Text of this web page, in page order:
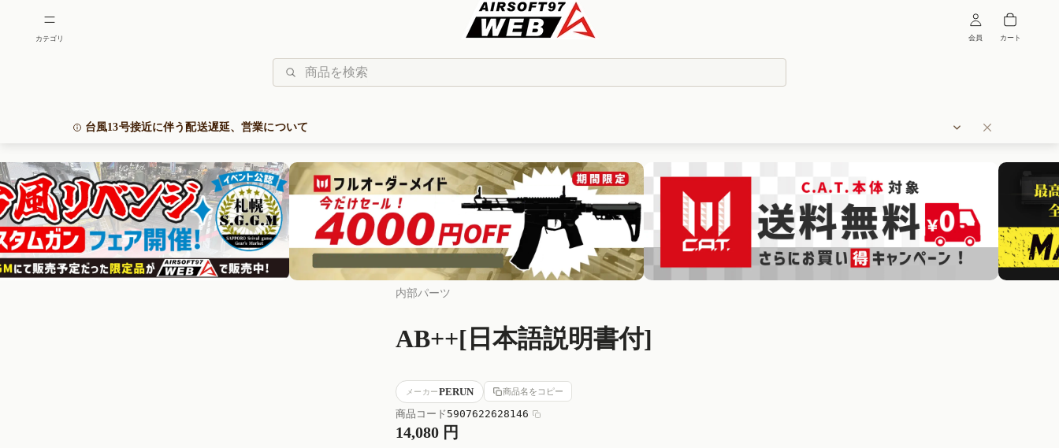
台風13号接近に伴う配送遅延、営業について
いつもAIRSOFT97 WEBをご利用いただき誠にありがとうございます。
現在接近中の台風13号の影響により、物流に大幅な遅延が生じております。
これにより通常よりもお届けに時間を要することが見込まれます。
また、沖縄本島中部に暴風警報発令の際は臨時休業とさせていただきますことご了承ください。
*カスタムや修理、お問い合わせ等の対応に遅れが生じる可能性があります。
ご不便とご迷惑をおかけし申し訳ございませんが、何卒よろしくお願いいたします。
内部パーツ
AB++[日本語説明書付]
メーカーPERUN 商品名をコピー
商品コード 5907622628146
14,080 円